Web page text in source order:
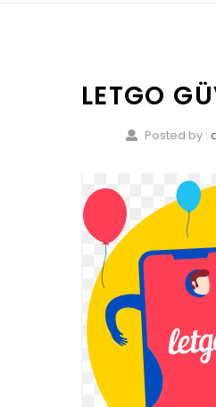
LETGO
Posted by :